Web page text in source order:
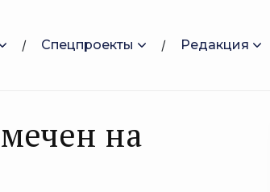
Спецпроекты Редакция
на